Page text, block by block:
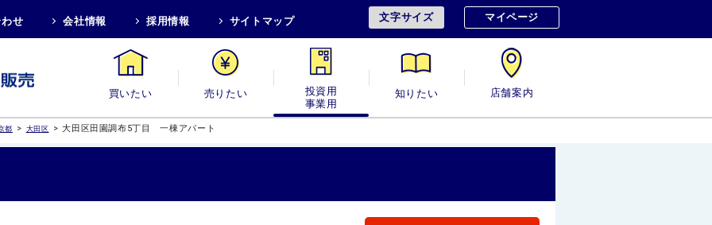
せ 会社情報 採用情報 サイトマップ 文字サイズ マイページ
買いたい 売りたい 投資用・事業用 知りたい 店舗案内
都 > 大田区 > 大田区田園調布5丁目 一棟アパート